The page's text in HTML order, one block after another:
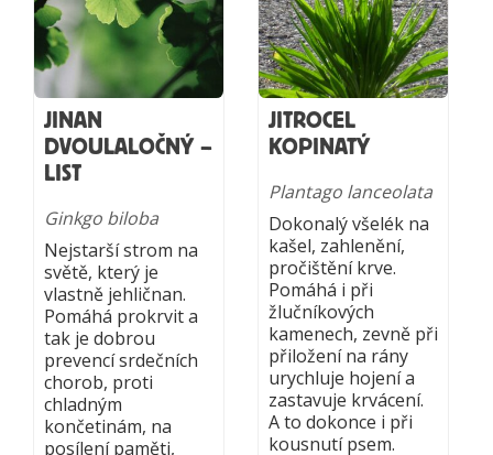
JINAN
DVOULALOČNÝ –
LIST
Ginkgo biloba
Nejstarší strom na
světě, který je
vlastně jehličnan.
Pomáhá prokrvit a
tak je dobrou
prevencí srdečních
chorob, proti
chladným
končetinám, na
posílení paměti,
JITROCEL
KOPINATÝ
Plantago lanceolata
Dokonalý všelék na
kašel, zahlenění,
pročištění krve.
Pomáhá i při
žlučníkových
kamenech, zevně při
přiložení na rány
urychluje hojení a
zastavuje krvácení.
A to dokonce i při
kousnutí psem.